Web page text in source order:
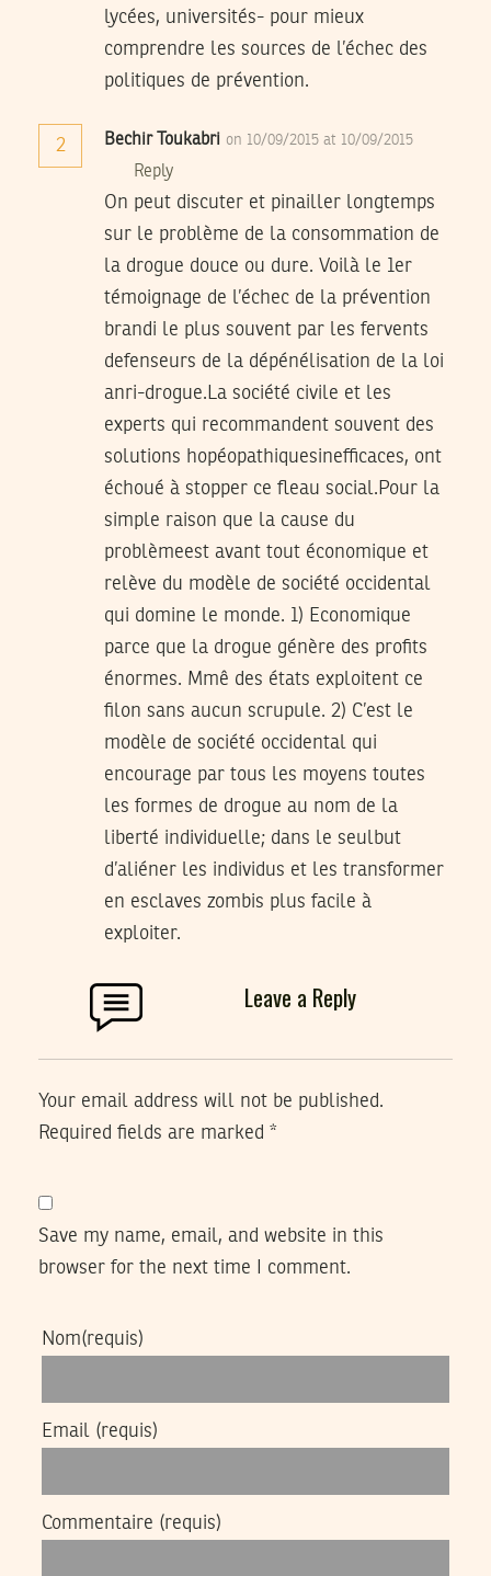
lycées, universités- pour mieux
comprendre les sources de l’échec des
politiques de prévention.
2 Bechir Toukabri on 10/09/2015 at 10/09/2015
Reply
On peut discuter et pinailler longtemps
sur le problème de la consommation de
la drogue douce ou dure. Voilà le 1er
témoignage de l’échec de la prévention
brandi le plus souvent par les fervents
defenseurs de la dépénélisation de la loi
anri-drogue.La société civile et les
experts qui recommandent souvent des
solutions hopéopathiquesinefficaces, ont
échoué à stopper ce fleau social.Pour la
simple raison que la cause du
problèmeest avant tout économique et
relève du modèle de société occidental
qui domine le monde. 1) Economique
parce que la drogue génère des profits
énormes. Mmê des états exploitent ce
filon sans aucun scrupule. 2) C’est le
modèle de société occidental qui
encourage par tous les moyens toutes
les formes de drogue au nom de la
liberté individuelle; dans le seulbut
d’aliéner les individus et les transformer
en esclaves zombis plus facile à
exploiter.
Leave a Reply
Your email address will not be published.
Required fields are marked *
Save my name, email, and website in this
browser for the next time I comment.
Nom(requis)
Email (requis)
Commentaire (requis)